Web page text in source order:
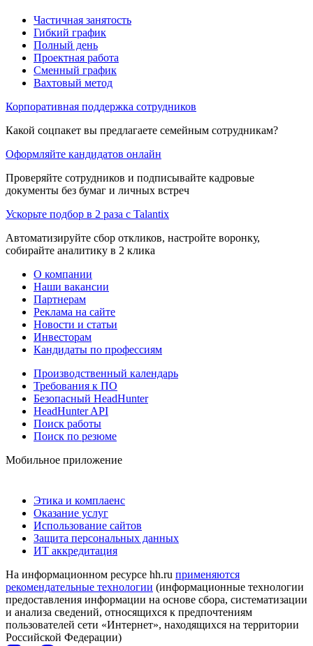
Частичная занятость
Гибкий график
Полный день
Проектная работа
Сменный график
Вахтовый метод
Корпоративная поддержка сотрудников
Какой соцпакет вы предлагаете семейным сотрудникам?
Оформляйте кандидатов онлайн
Проверяйте сотрудников и подписывайте кадровые
документы без бумаг и личных встреч
Ускорьте подбор в 2 раза с Talantix
Автоматизируйте сбор откликов, настройте воронку,
собирайте аналитику в 2 клика
О компании
Наши вакансии
Партнерам
Реклама на сайте
Новости и статьи
Инвесторам
Кандидаты по профессиям
Производственный календарь
Требования к ПО
Безопасный HeadHunter
HeadHunter API
Поиск работы
Поиск по резюме
Мобильное приложение
Этика и комплаенс
Оказание услуг
Использование сайтов
Защита персональных данных
ИТ аккредитация
На информационном ресурсе hh.ru применяются
рекомендательные технологии (информационные технологии
предоставления информации на основе сбора, систематизации
и анализа сведений, относящихся к предпочтениям
пользователей сети «Интернет», находящихся на территории
Российской Федерации)